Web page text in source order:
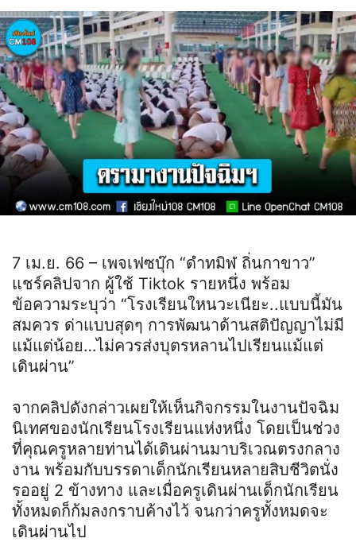
7 เม.ย. 66 – เพจเฟซบุ๊ก “ดำทมิฬ ถิ่นกาขาว”
แชร์คลิปจาก ผู้ใช้ Tiktok รายหนึ่ง พร้อม
ข้อความระบุว่า “โรงเรียนใหนวะเนียะ..แบบนี้มัน
สมควร ด่าแบบสุดๆ การพัฒนาด้านสติปัญญาไม่มี
แม้แต่น้อย…ไม่ควรส่งบุตรหลานไปเรียนแม้แต่
เดินผ่าน”
จากคลิปดังกล่าวเผยให้เห็นกิจกรรมในงานปัจฉิม
นิเทศของนักเรียนโรงเรียนแห่งหนึ่ง โดยเป็นช่วง
ที่คุณครูหลายท่านได้เดินผ่านมาบริเวณตรงกลาง
งาน พร้อมกับบรรดาเด็กนักเรียนหลายสิบชีวิตนั่ง
รออยู่ 2 ข้างทาง และเมื่อครูเดินผ่านเด็กนักเรียน
ทั้งหมดก็ก้มลงกราบค้างไว้ จนกว่าครูทั้งหมดจะ
เดินผ่านไป